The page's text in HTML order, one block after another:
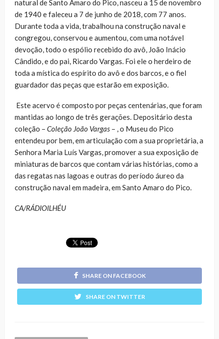
natural de Santo Amaro do Pico, nasceu a 15 de novembro
de 1940 e faleceu a 7 de junho de 2018, com 77 anos.
Durante toda a vida, trabalhou na construção naval e
congregou, conservou e aumentou, com uma notável
devoção, todo o espólio recebido do avô, João Inácio
Cândido, e do pai, Ricardo Vargas. Foi ele o herdeiro de
toda a mística do espírito do avô e dos barcos, e o fiel
guardador das peças que estarão em exposição.
Este acervo é composto por peças centenárias, que foram
mantidas ao longo de três gerações. Depositário desta
coleção – Coleção João Vargas – , o Museu do Pico
entendeu por bem, em articulação com a sua proprietária, a
Senhora Maria Luís Vargas, promover a sua exposição de
miniaturas de barcos que contam várias histórias, como a
das regatas nas lagoas e outras do período áureo da
construção naval em madeira, em Santo Amaro do Pico.
CA/RÁDIOILHÉU
SHARE ON FACEBOOK
SHARE ON TWITTER